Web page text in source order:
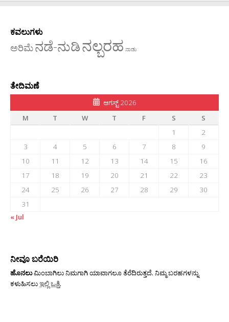
ಕವಲುಗಳು
ಅರಿಮೆನಡೆ-ನುಡಿನಲ್ಬರಹ ನಾಡು
ತೇದಿಮಣೆ
ಆಗಸ್ಟ್ 2026
M
T W T F S
S
1
2
3
4 5 6 7 8
9
10
11 12 13 14 15
16
17
18 19 20 21 22
23
24
25 26 27 28 29
30
31
« Jul
ನೀವೂ ಬರೆಯಿರಿ
ಹೊನಲುಮಿಂಬಾಗಿಲು ನಿಮಗಾಗಿ ಯಾವಾಗಲೂ ತೆರೆದಿರುತ್ತದೆ. ನಿಮ್ಮ ಬರಹಗಳನ್ನು
ಕಳುಹಿಸಲುಇಲ್ಲಿ ಒತ್ತಿ.